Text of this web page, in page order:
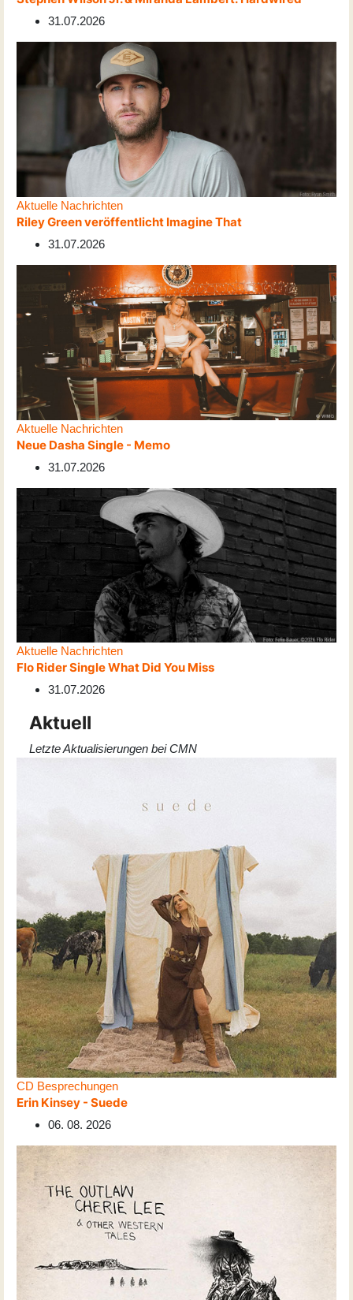
31.07.2026
Aktuelle Nachrichten
Riley Green veröffentlicht Imagine That
31.07.2026
Aktuelle Nachrichten
Neue Dasha Single - Memo
31.07.2026
Aktuelle Nachrichten
Flo Rider Single What Did You Miss
31.07.2026
Aktuell
Letzte Aktualisierungen bei CMN
CD Besprechungen
Erin Kinsey - Suede
06. 08. 2026